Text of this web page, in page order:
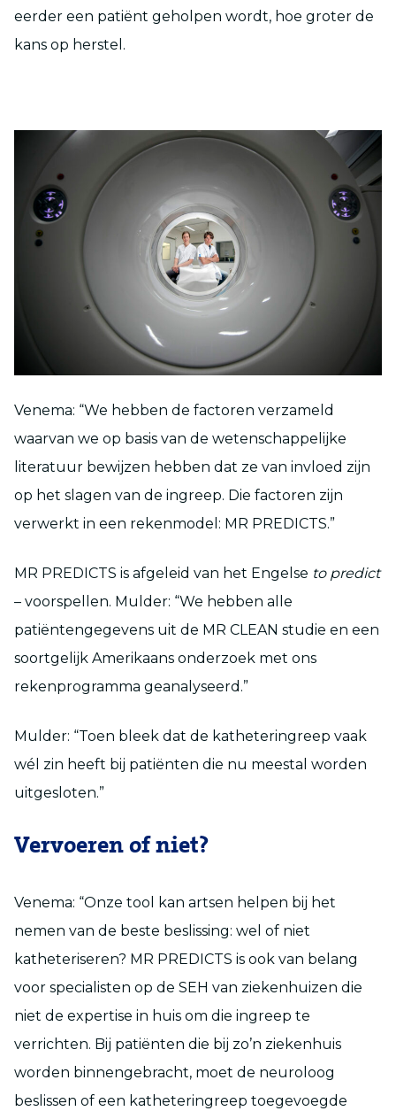
eerder een patiënt geholpen wordt, hoe groter de
kans op herstel.
Venema: “We hebben de factoren verzameld
waarvan we op basis van de wetenschappelijke
literatuur bewijzen hebben dat ze van invloed zijn
op het slagen van de ingreep. Die factoren zijn
verwerkt in een rekenmodel: MR PREDICTS.”
MR PREDICTS is afgeleid van het Engelse to predict
– voorspellen. Mulder: “We hebben alle
patiëntengegevens uit de MR CLEAN studie en een
soortgelijk Amerikaans onderzoek met ons
rekenprogramma geanalyseerd.”
Mulder: “Toen bleek dat de katheteringreep vaak
wél zin heeft bij patiënten die nu meestal worden
uitgesloten.”
Vervoeren of niet?
Venema: “Onze tool kan artsen helpen bij het
nemen van de beste beslissing: wel of niet
katheteriseren? MR PREDICTS is ook van belang
voor specialisten op de SEH van ziekenhuizen die
niet de expertise in huis om die ingreep te
verrichten. Bij patiënten die bij zo’n ziekenhuis
worden binnengebracht, moet de neuroloog
beslissen of een katheteringreep toegevoegde